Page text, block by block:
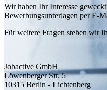
Wir haben Ihr Interesse
Bewerbungsunterlagen per E-
Für weitere Fragen stehen wir
Jobactive GmbH
Löwenberger Str. 5
10315 Berlin - Lichtenberg